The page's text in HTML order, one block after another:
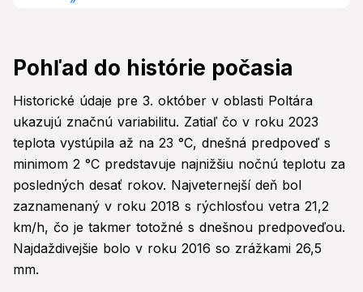
Pohľad do histórie počasia
Historické údaje pre 3. október v oblasti Poltára
ukazujú značnú variabilitu. Zatiaľ čo v roku 2023
teplota vystúpila až na 23 °C, dnešná predpoveď s
minimom 2 °C predstavuje najnižšiu nočnú teplotu za
posledných desať rokov. Najveternejší deň bol
zaznamenaný v roku 2018 s rýchlosťou vetra 21,2
km/h, čo je takmer totožné s dnešnou predpoveďou.
Najdaždivejšie bolo v roku 2016 so zrážkami 26,5
mm.